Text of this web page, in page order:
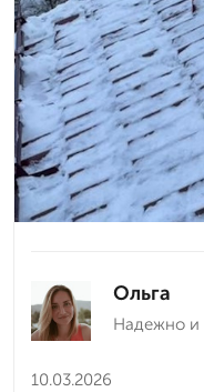
Ольга
Надежно и
10.03.2026